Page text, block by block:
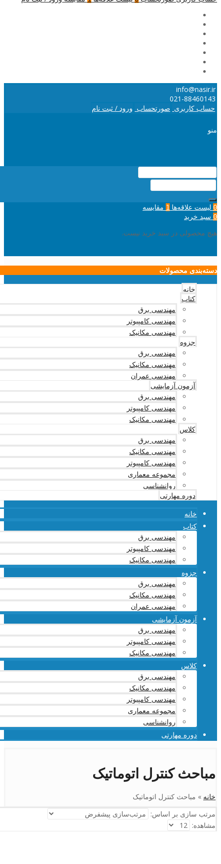
info@nasir.ir
021-88460143
حساب کاربری صورتحساب ورود / ثبت نام
منو
0 لیست علاقه‌ها 1 مقایسه
0 سبد خرید
هیچ محصولی در سبد خرید نیست.
دسته‌بندی محصولات
خانه
کتاب
مهندسی برق
مهندسی کامپیوتر
مهندسی مکانیک
جزوه
مهندسی برق
مهندسی مکانیک
مهندسی عمران
آزمون آزمایشی
مهندسی برق
مهندسی کامپیوتر
مهندسی مکانیک
کلاس
مهندسی برق
مهندسی مکانیک
مهندسی کامپیوتر
مجموعه معماری
روانشناسی
دوره مهارتی
خانه
کتاب
مهندسی برق
مهندسی کامپیوتر
مهندسی مکانیک
جزوه
مهندسی برق
مهندسی مکانیک
مهندسی عمران
آزمون آزمایشی
مهندسی برق
مهندسی کامپیوتر
مهندسی مکانیک
کلاس
مهندسی برق
مهندسی مکانیک
مهندسی کامپیوتر
مجموعه معماری
روانشناسی
دوره مهارتی
مباحث کنترل اتوماتیک
خانه » مباحث کنترل اتوماتیک
مرتب سازی بر اساس:
مشاهده: